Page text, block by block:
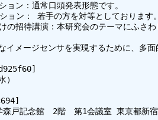
ン：通常口頭発表形態です。
ン： 若手の方を対等としております
招待講演：本研究会のテーマにふさわ
イメージセンサを実現するために、多
）
森戸記念館　2階　第1会議室 東